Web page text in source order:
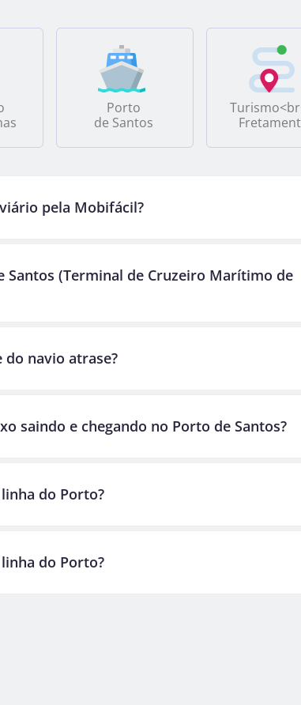
Porto
de Santos
pela Mobifácil?
Santos (Terminal de Cruzeiro Marítimo de
do navio atrase?
saindo e chegando no Porto de Santos?
do Porto?
do Porto?